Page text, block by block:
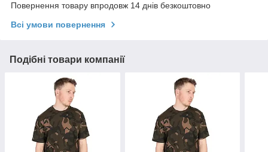
Повернення товару впродовж 14 днів безкоштовно
Всі умови повернення
Подібні товари компанії